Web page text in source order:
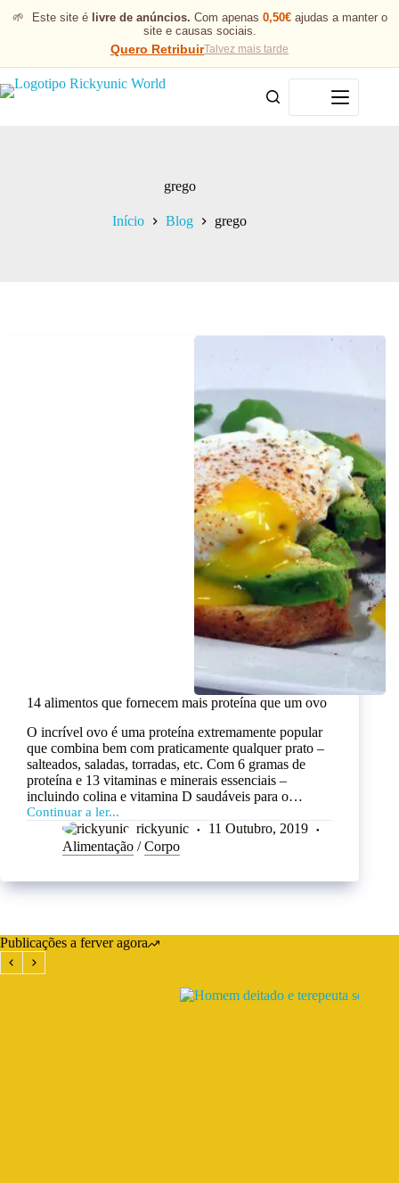
🌱 Este site é livre de anúncios. Com apenas 0,50€ajudas a manter o
site e causas sociais.
Quero RetribuirTalvez mais tarde
Menu
grego
Início Blog grego
14 alimentos que fornecem mais proteína que um ovo
O incrível ovo é uma proteína extremamente popular
que combina bem com praticamente qualquer prato –
salteados, saladas, torradas, etc. Com 6 gramas de
proteína e 13 vitaminas e minerais essenciais –
incluindo colina e vitamina D saudáveis para o…
Continuar a ler...
rickyunic
11 Outubro, 2019
Alimentação /Corpo
Publicações a ferver agora